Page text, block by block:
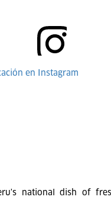
en Instagram
national dish of